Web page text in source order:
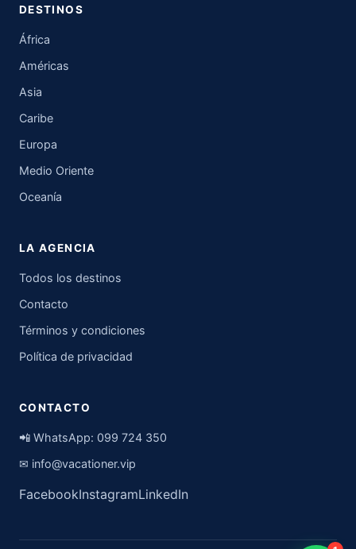
DESTINOS
África
Américas
Asia
Caribe
Europa
Medio Oriente
Oceanía
LA AGENCIA
Todos los destinos
Contacto
Términos y condiciones
Política de privacidad
CONTACTO
📲 WhatsApp: 099 724 350
✉ info@vacationer.vip
FacebookInstagramLinkedIn